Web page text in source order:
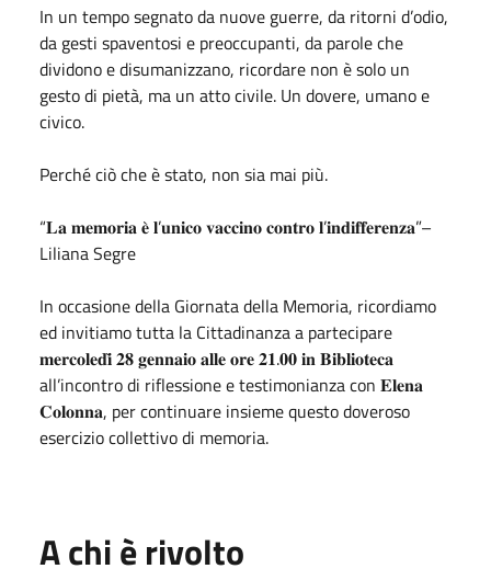
In un tempo segnato da nuove guerre, da ritorni d’odio,
da gesti spaventosi e preoccupanti, da parole che
dividono e disumanizzano, ricordare non è solo un
gesto di pietà, ma un atto civile. Un dovere, umano e
civico.
Perché ciò che è stato, non sia mai più.
“𝐋𝐚 𝐦𝐞𝐦𝐨𝐫𝐢𝐚 𝐞̀ 𝐥’𝐮𝐧𝐢𝐜𝐨 𝐯𝐚𝐜𝐜𝐢𝐧𝐨 𝐜𝐨𝐧𝐭𝐫𝐨 𝐥’𝐢𝐧𝐝𝐢𝐟𝐟𝐞𝐫𝐞𝐧𝐳𝐚”–
Liliana Segre
In occasione della Giornata della Memoria, ricordiamo
ed invitiamo tutta la Cittadinanza a partecipare
𝐦𝐞𝐫𝐜𝐨𝐥𝐞𝐝𝐢̀ 𝟐𝟖 𝐠𝐞𝐧𝐧𝐚𝐢𝐨 𝐚𝐥𝐥𝐞 𝐨𝐫𝐞 𝟐𝟏.𝟎𝟎 𝐢𝐧 𝐁𝐢𝐛𝐥𝐢𝐨𝐭𝐞𝐜𝐚
all’incontro di riflessione e testimonianza con 𝐄𝐥𝐞𝐧𝐚
𝐂𝐨𝐥𝐨𝐧𝐧𝐚, per continuare insieme questo doveroso
esercizio collettivo di memoria.
A chi è rivolto